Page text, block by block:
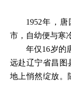
1952年，
市，自幼便与寒
年仅16岁的
远赴辽宁省昌图
地上悄然绽放。